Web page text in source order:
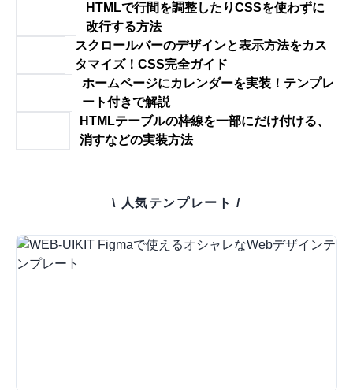
HTMLで行間を調整したりCSSを使わずに
改行する方法
スクロールバーのデザインと表示方法をカス
タマイズ！CSS完全ガイド
ホームページにカレンダーを実装！テンプレ
ート付きで解説
HTMLテーブルの枠線を一部にだけ付ける、
消すなどの実装方法
\ 人気テンプレート /